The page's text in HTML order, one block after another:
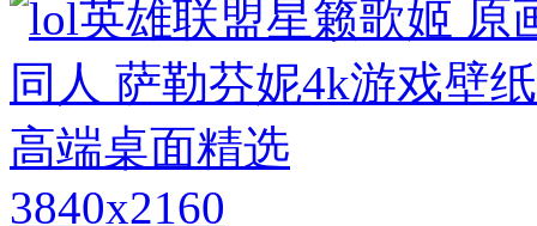
3840x2160